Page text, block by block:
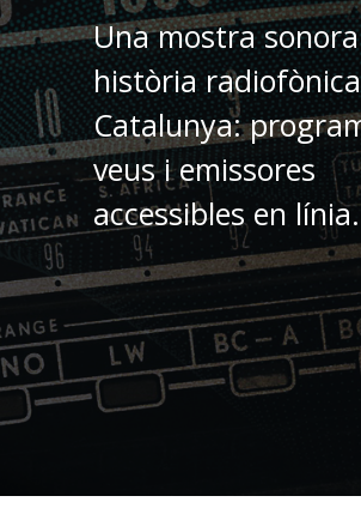
Una mostra
història
Catalunya:
veus i emissores
accessibles en línia.